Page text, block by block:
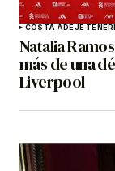
COSTA ADEJE
Natalia
más de una
Liverpool